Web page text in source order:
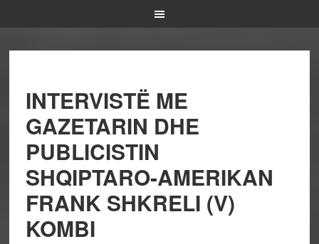
INTERVISTË ME
GAZETARIN DHE
PUBLICISTIN
SHQIPTARO-AMERIKAN
FRANK SHKRELI (V)
KOMBI